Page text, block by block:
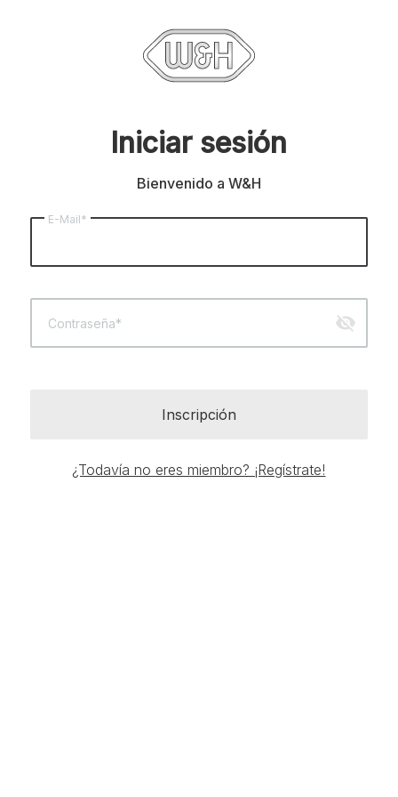
Iniciar sesión
Bienvenido a W&H
E-Mail*
Contraseña* visibility_off
Inscripción
¿Todavía no eres miembro? ¡Regístrate!